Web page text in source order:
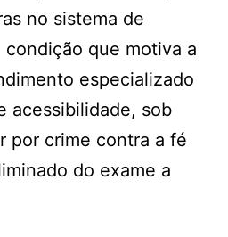
no sistema de
que motiva a
especializado
acessibilidade, sob
por crime contra a fé
do exame a